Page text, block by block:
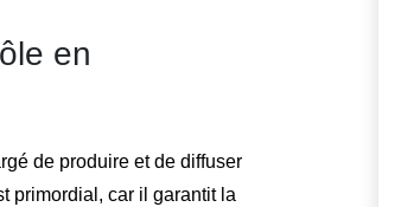
en
de produire et de diffuser
primordial, car il garantit la